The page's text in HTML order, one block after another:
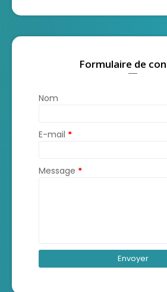
Formulaire de
Nom
E-mail *
Message *